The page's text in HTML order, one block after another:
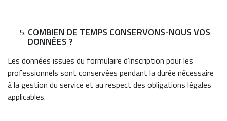
COMBIEN DE TEMPS CONSERVONS-NOUS VOS
DONNÉES ?
Les données issues du formulaire d’inscription pour les
professionnels sont conservées pendant la durée nécessaire
à la gestion du service et au respect des obligations légales
applicables.